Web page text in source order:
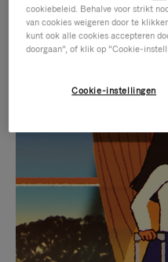
IS
NIET
DRUK
OP
VAN
DE
VIDEO
IS
SELECTIE
Ontdek de
voor
cookiebeleid. Behalve voor strikt
van cookies weigeren door te
kunt ook alle cookies accepteren
doorgaan”, of klik op “Cookie-
Cookie-instellingen